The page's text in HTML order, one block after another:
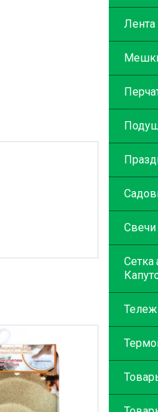
Лента
Свечи
Сетка